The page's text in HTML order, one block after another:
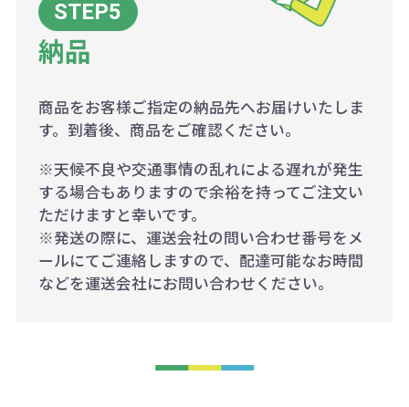
納品
商品をお客様ご指定の納品先へお届けいたしま
す。到着後、商品をご確認ください。
※天候不良や交通事情の乱れによる遅れが発生
する場合もありますので余裕を持ってご注文い
ただけますと幸いです。
※発送の際に、運送会社の問い合わせ番号をメ
ールにてご連絡しますので、配達可能なお時間
などを運送会社にお問い合わせください。